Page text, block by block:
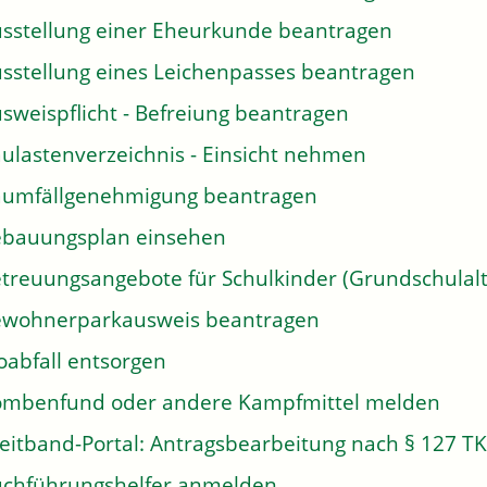
einer Eheurkunde beantragen
eines Leichenpasses beantragen
- Befreiung beantragen
- Einsicht nehmen
beantragen
einsehen
für Schulkinder
beantragen
entsorgen
oder andere Kampfmittel melden
Portal: Antragsbearbeitung nach § 127